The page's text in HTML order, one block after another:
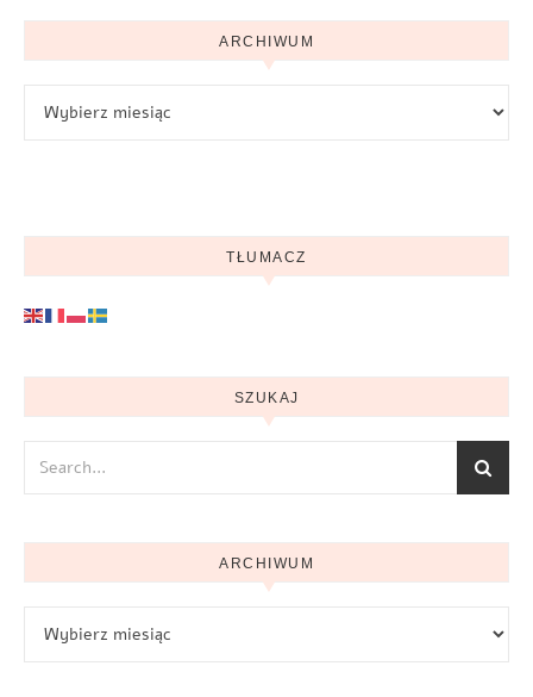
ARCHIWUM
TŁUMACZ
SZUKAJ
ARCHIWUM